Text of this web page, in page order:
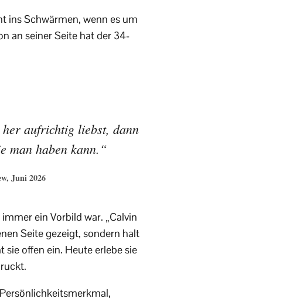
ins Schwärmen, wenn es um
an seiner Seite hat der 34-
aufrichtig liebst, dann
man haben kann.“
Juni 2026
ein Vorbild war. „Calvin
Seite gezeigt, sondern halt
sie offen ein. Heute erlebe sie